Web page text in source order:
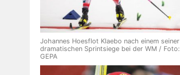
Johannes Hoesflot Klaebo nach einem seiner
dramatischen Sprintsiege bei der WM / Foto:
GEPA